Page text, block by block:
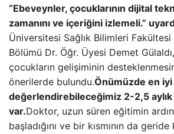
“Ebeveynler, çocuklarının dijital
zamanını ve içeriğini izlemeli.”
Üniversitesi Sağlık Bilimleri
Bölümü Dr. Öğr. Üyesi Demet
çocukların gelişiminin
önerilerde bulundu.Önümüzde en
değerlendirebileceğimiz 2-2,5
var.Doktor, uzun süren eğitimin
başladığını ve bir kısmının da geride